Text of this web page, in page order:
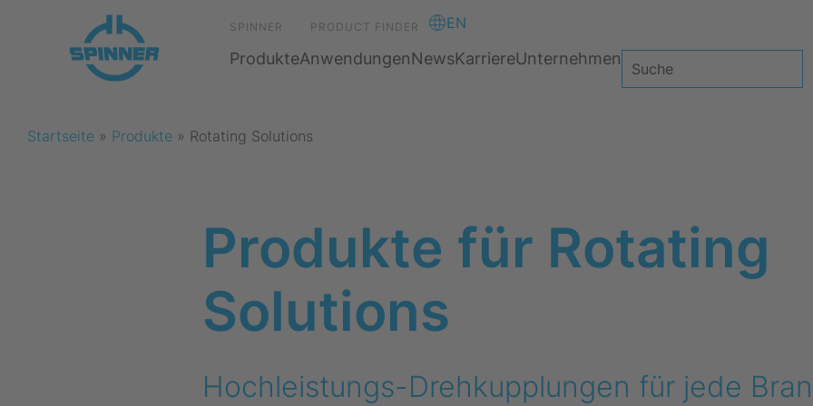
SPINNER PRODUCT FINDER EN
ProdukteAnwendungenNewsKarriereUnternehmen
Startseite » Produkte » Rotating Solutions
Produkte für Rotating
Solutions
Hochleistungs-Drehkupplungen für jede